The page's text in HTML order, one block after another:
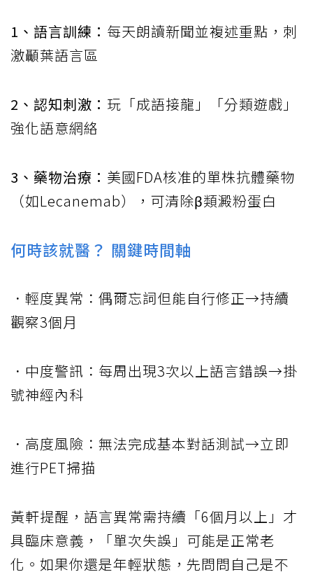
1、語言訓練： 每天朗讀新聞並複述重點，刺
激顳葉語言區
2、認知刺激： 玩「成語接龍」「分類遊戲」
強化語意網絡
3、藥物治療： 美國FDA核准的單株抗體藥物
（如Lecanemab），可清除β類澱粉蛋白
何時該就醫？ 關鍵時間軸
．輕度異常：偶爾忘詞但能自行修正→持續
觀察3個月
．中度警訊：每周出現3次以上語言錯誤→掛
號神經內科
．高度風險：無法完成基本對話測試→立即
進行PET掃描
黃軒提醒，語言異常需持續「6個月以上」才
具臨床意義，「單次失誤」可能是正常老
化。如果你還是年輕狀態，先問問自己是不